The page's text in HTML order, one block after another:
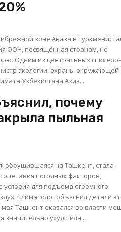
зоне Аваза в
ООН, посвящённая странам, не
Одним из центральных
экологии, охраны окружающей
Узбекистана Азиз...
почему
пыльная
обрушившаяся на Ташкент, стала
погодных факторов,
для подъема огромного
Климатолог объяснил детали
значительно ухудшила...